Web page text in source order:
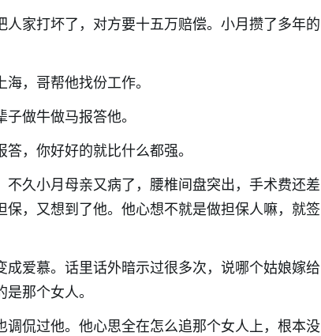
家打坏了，对方要十五万赔偿。小月攒了多年的
，哥帮他找份工作。
做牛做马报答他。
，你好好的就比什么都强。
不久小月母亲又病了，腰椎间盘突出，手术费还差
，又想到了他。他心想不就是做担保人嘛，就签
爱慕。话里话外暗示过很多次，说哪个姑娘嫁给
那个女人。
侃过他。他心思全在怎么追那个女人上，根本没